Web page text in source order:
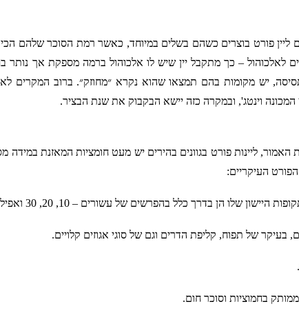
המכונה וינטג', ובמקרה כזה יישא הבקבוק את שנת הבציר.
העיקריים:
בעיקר של תפוח, קליפת הדרים וגם של סוגי אגוזים קלויים.
בחמוציות וסוכר חום.